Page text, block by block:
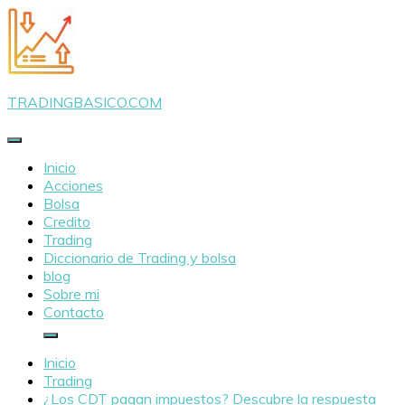
Saltar
al
contenido
TRADINGBASICO.COM
Inicio
Acciones
Bolsa
Credito
Trading
Diccionario de Trading y bolsa
blog
Sobre mi
Contacto
Inicio
Trading
¿Los CDT pagan impuestos? Descubre la respuesta